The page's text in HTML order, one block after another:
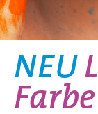
NEU
Farbe